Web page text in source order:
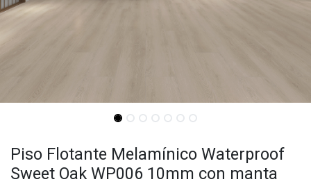
Piso Flotante Melamínico Waterproof
Sweet Oak WP006 10mm con manta